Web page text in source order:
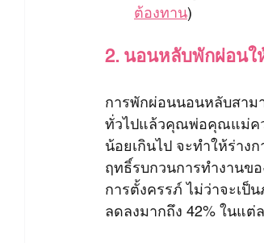
ต้องทาน)
2. นอนหลับพักผ่อนใ
การพักผ่อนนอนหลับสาม
ทั่วไปแล้วคุณพ่อคุณแม่ค
น้อยเกินไป จะทำให้ร่าง
ฤทธิ์รบกวนการทำงานข
การตั้งครรภ์ ไม่ว่าจะเป็
ลดลงมากถึง 42% ในแต่